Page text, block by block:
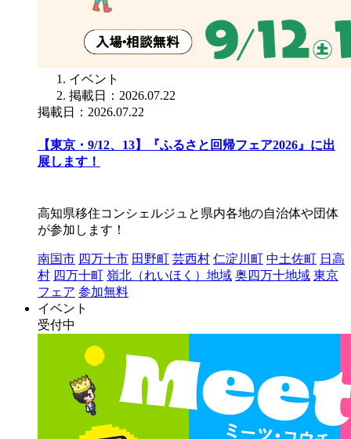
イベント
掲載日：2026.07.22
掲載日：2026.07.22
【東京・9/12、13】『ふるさと回帰フェア2026』に出
展します！
高知県移住コンシェルジュと県内各地の自治体や団体
が参加します！
南国市 四万十市 田野町 芸西村 仁淀川町 中土佐町 日高
村 四万十町 嶺北（れいほく）地域 奥四万十地域 東京
フェア 参加無料
イベント
受付中